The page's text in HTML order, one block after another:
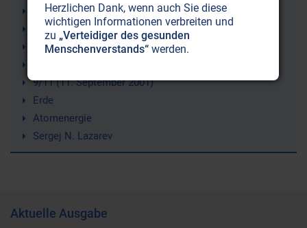
Bluthochdruck
Strahlenschutz
Just Nuisance (ein Hund)
9/11 (11. September 2001)
Erde
Atomenergie
Sergej N. Lazarev
Aktuelle Ausgabe
Herzlichen Dank, wenn auch Sie diese
wichtigen Informationen verbreiten und
zu „Verteidiger des gesunden
Menschenverstands“ werden.